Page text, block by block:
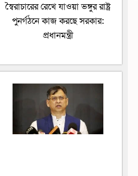
স্বৈরাচারের রেখে যাওয়া ভঙ্গুর রাষ্ট্র
পুনর্গঠনে কাজ করছে সরকার:
প্রধানমন্ত্রী